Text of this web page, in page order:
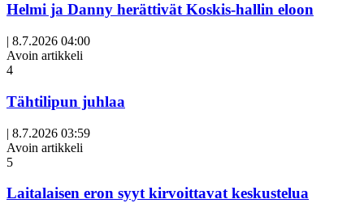
Helmi ja Danny herättivät Koskis-hallin eloon
| 8.7.2026 04:00
Avoin artikkeli
4
Tähtilipun juhlaa
| 8.7.2026 03:59
Avoin artikkeli
5
Laitalaisen eron syyt kirvoittavat keskustelua